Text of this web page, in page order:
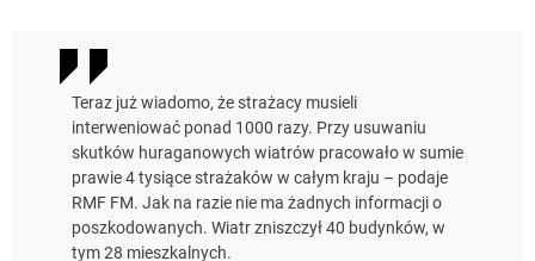
Teraz już wiadomo, że strażacy musieli
interweniować ponad 1000 razy. Przy usuwaniu
skutków huraganowych wiatrów pracowało w sumie
prawie 4 tysiące strażaków w całym kraju – podaje
RMF FM. Jak na razie nie ma żadnych informacji o
poszkodowanych. Wiatr zniszczył 40 budynków, w
tym 28 mieszkalnych.